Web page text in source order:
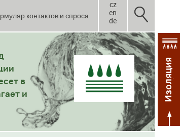
cz
en
de
контактов и спроса
в
и
Изоляция